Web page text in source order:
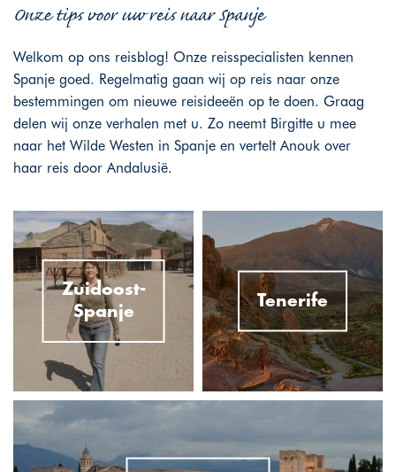
Onze tips voor uw reis naar Spanje
Welkom op ons reisblog! Onze reisspecialisten kennen
Spanje goed. Regelmatig gaan wij op reis naar onze
bestemmingen om nieuwe reisideeën op te doen. Graag
delen wij onze verhalen met u. Zo neemt Birgitte u mee
naar het Wilde Westen in Spanje en vertelt Anouk over
haar reis door Andalusië.
Zuidoost-
Spanje
Tenerife